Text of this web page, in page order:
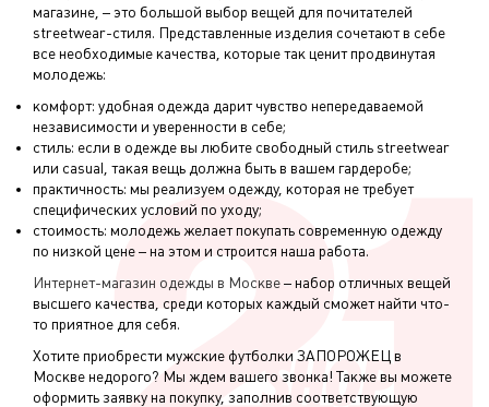
магазине, – это большой выбор вещей для почитателей
streetwear-стиля. Представленные изделия сочетают в себе
все необходимые качества, которые так ценит продвинутая
молодежь:
комфорт: удобная одежда дарит чувство непередаваемой
независимости и уверенности в себе;
стиль: если в одежде вы любите свободный стиль streetwear
или casual, такая вещь должна быть в вашем гардеробе;
практичность: мы реализуем одежду, которая не требует
специфических условий по уходу;
стоимость: молодежь желает покупать современную одежду
по низкой цене – на этом и строится наша работа.
Интернет-магазин одежды в Москве– набор отличных вещей
высшего качества, среди которых каждый сможет найти что-
то приятное для себя.
Хотите приобрести мужские футболки ЗАПОРОЖЕЦ в
Москве недорого? Мы ждем вашего звонка! Также вы можете
оформить заявку на покупку, заполнив соответствующую